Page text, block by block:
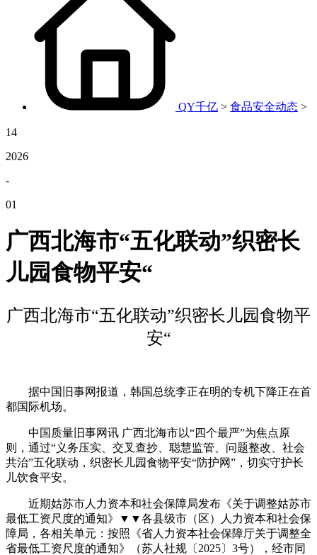
QY千亿 > 食品安全动态 >
14
2026
-
01
广西北海市“五化联动”织密长
儿园食物平安“
广西北海市“五化联动”织密长儿园食物平
安“
据中国旧事网报道，韩国总统李正在明的专机下降正在首
都国际机场。
中国质量旧事网讯 广西北海市以“四个最严”为焦点原
则，通过“义务压实、交叉查抄、聪慧监管、问题整改、社会
共治”五化联动，织密长儿园食物平安“防护网”，切实守护长
儿饮食平安。
近期姑苏市人力资本和社会保障局发布《关于调整姑苏市
最低工资尺度的通知》▼▼各县级市（区）人力资本和社会保
障局，各相关单元：按照《省人力资本社会保障厅关于调整全
省最低工资尺度的通知》（苏人社规〔2025〕3号），经市同